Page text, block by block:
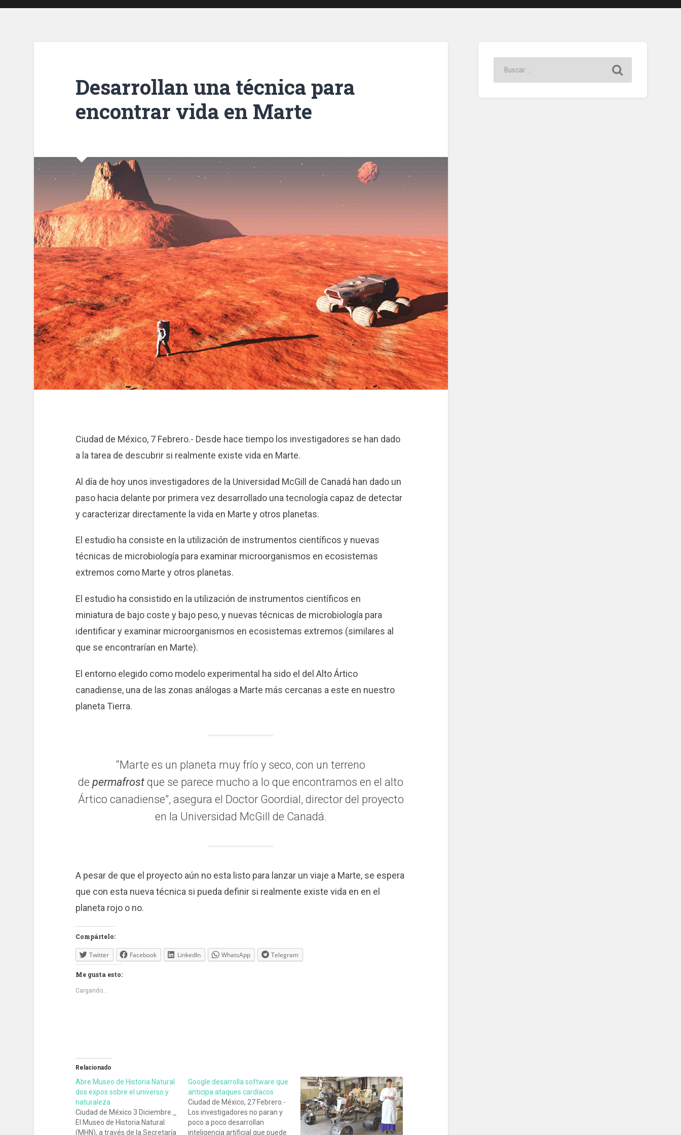
Desarrollan una técnica para
encontrar vida en Marte
Ciudad de México, 7 Febrero.- Desde hace tiempo los investigadores se han dado
a la tarea de descubrir si realmente existe vida en Marte.
Al día de hoy unos investigadores de la Universidad McGill de Canadá han dado un
paso hacia delante por primera vez desarrollado una tecnología capaz de detectar
y caracterizar directamente la vida en Marte y otros planetas.
El estudio ha consiste en la utilización de instrumentos científicos y nuevas
técnicas de microbiología para examinar microorganismos en ecosistemas
extremos como Marte y otros planetas.
El estudio ha consistido en la utilización de instrumentos científicos en
miniatura de bajo coste y bajo peso, y nuevas técnicas de microbiología para
identificar y examinar microorganismos en ecosistemas extremos (similares al
que se encontrarían en Marte).
El entorno elegido como modelo experimental ha sido el del Alto Ártico
canadiense, una de las zonas análogas a Marte más cercanas a este en nuestro
planeta Tierra.
“Marte es un planeta muy frío y seco, con un terreno
depermafrost que se parece mucho a lo que encontramos en el alto
Ártico canadiense”, asegura el Doctor Goordial, director del proyecto
en la Universidad McGill de Canadá.
A pesar de que el proyecto aún no esta listo para lanzar un viaje a Marte, se espera
que con esta nueva técnica si pueda definir si realmente existe vida en en el
planeta rojo o no.
Compártelo:
Twitter Facebook LinkedIn WhatsApp Telegram
Me gusta esto:
Cargando...
Relacionado
Abre Museo de Historia Natural
dos expos sobre el universo y
naturaleza
Ciudad de México 3 Diciembre._
El Museo de Historia Natural
(MHN), a través de la Secretaría
Google desarrolla software que
anticipa ataques cardíacos
Ciudad de México, 27 Febrero.-
Los investigadores no paran y
poco a poco desarrollan
inteligencia artificial que puede